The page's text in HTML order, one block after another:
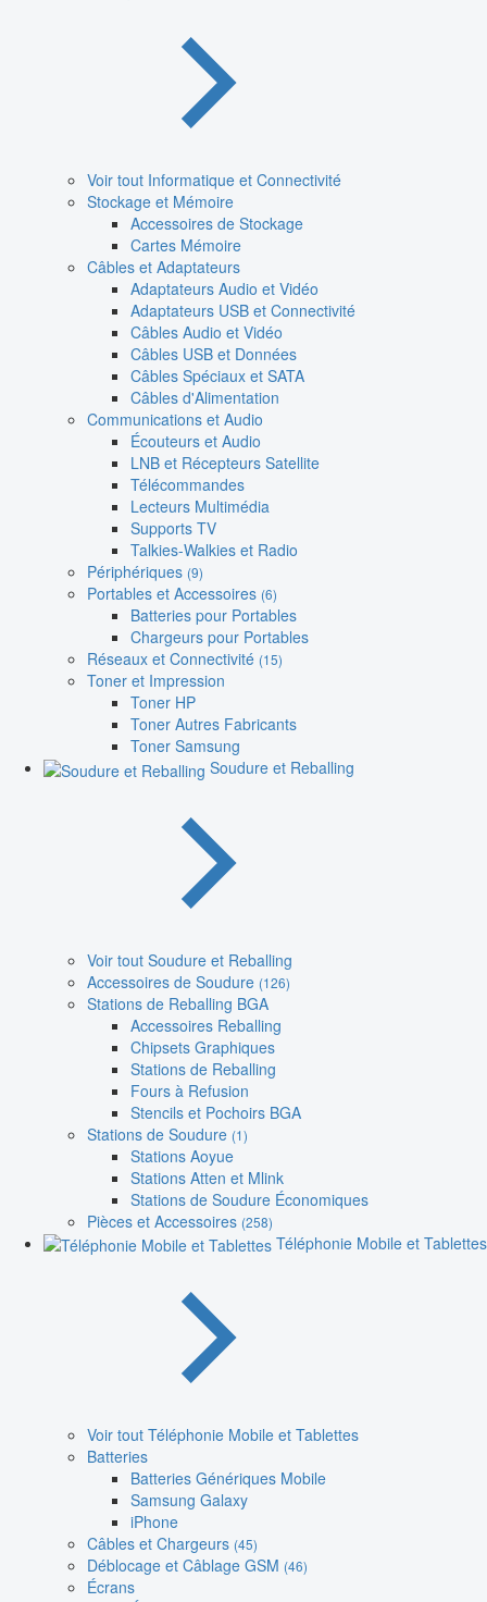
Voir tout Informatique et Connectivité
Stockage et Mémoire
Accessoires de Stockage
Cartes Mémoire
Câbles et Adaptateurs
Adaptateurs Audio et Vidéo
Adaptateurs USB et Connectivité
Câbles Audio et Vidéo
Câbles USB et Données
Câbles Spéciaux et SATA
Câbles d'Alimentation
Communications et Audio
Écouteurs et Audio
LNB et Récepteurs Satellite
Télécommandes
Lecteurs Multimédia
Supports TV
Talkies-Walkies et Radio
Périphériques (9)
Portables et Accessoires (6)
Batteries pour Portables
Chargeurs pour Portables
Réseaux et Connectivité (15)
Toner et Impression
Toner HP
Toner Autres Fabricants
Toner Samsung
Soudure et Reballing
Voir tout Soudure et Reballing
Accessoires de Soudure (126)
Stations de Reballing BGA
Accessoires Reballing
Chipsets Graphiques
Stations de Reballing
Fours à Refusion
Stencils et Pochoirs BGA
Stations de Soudure (1)
Stations Aoyue
Stations Atten et Mlink
Stations de Soudure Économiques
Pièces et Accessoires (258)
Téléphonie Mobile et Tablettes
Voir tout Téléphonie Mobile et Tablettes
Batteries
Batteries Génériques Mobile
Samsung Galaxy
iPhone
Câbles et Chargeurs (45)
Déblocage et Câblage GSM (46)
Écrans